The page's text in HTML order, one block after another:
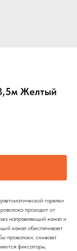
Желтый
горелки
проходит от
направляющий канал и
канал обеспечивает
проволоки, снижает
фиксаторы,